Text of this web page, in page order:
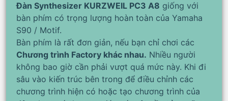
Đàn Synthesizer KURZWEIL PC3 A8 giống với
bàn phím có trọng lượng hoàn toàn của Yamaha
S90 / Motif.
Bàn phím là rất đơn giản, nếu bạn chỉ chơi các
Chương trình Factory khác nhau. Nhiều người
không bao giờ cần phải vượt quá mức này. Khi đi
sâu vào kiến ​​trúc bên trong để điều chỉnh các
chương trình hiện có hoặc tạo chương trình của